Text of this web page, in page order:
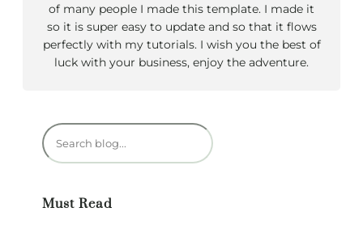
of many people I made this template. I made it
so it is super easy to update and so that it flows
perfectly with my tutorials. I wish you the best of
luck with your business, enjoy the adventure.
R
e
e
Must Read